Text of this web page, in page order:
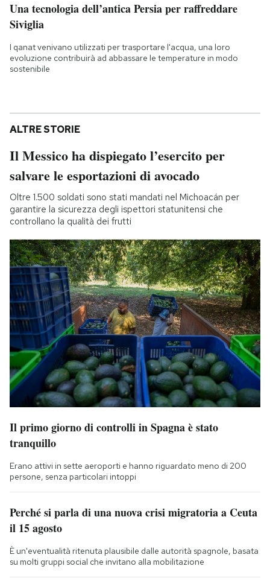
Una tecnologia dell’antica Persia per raffreddare
Siviglia
I qanat venivano utilizzati per trasportare l'acqua, una loro
evoluzione contribuirà ad abbassare le temperature in modo
sostenibile
ALTRE STORIE
Il Messico ha dispiegato l’esercito per
salvare le esportazioni di avocado
Oltre 1.500 soldati sono stati mandati nel Michoacán per
garantire la sicurezza degli ispettori statunitensi che
controllano la qualità dei frutti
Il primo giorno di controlli in Spagna è stato
tranquillo
Erano attivi in sette aeroporti e hanno riguardato meno di 200
persone, senza particolari intoppi
Perché si parla di una nuova crisi migratoria a Ceuta
il 15 agosto
È un'eventualità ritenuta plausibile dalle autorità spagnole, basata
su molti gruppi social che invitano alla mobilitazione